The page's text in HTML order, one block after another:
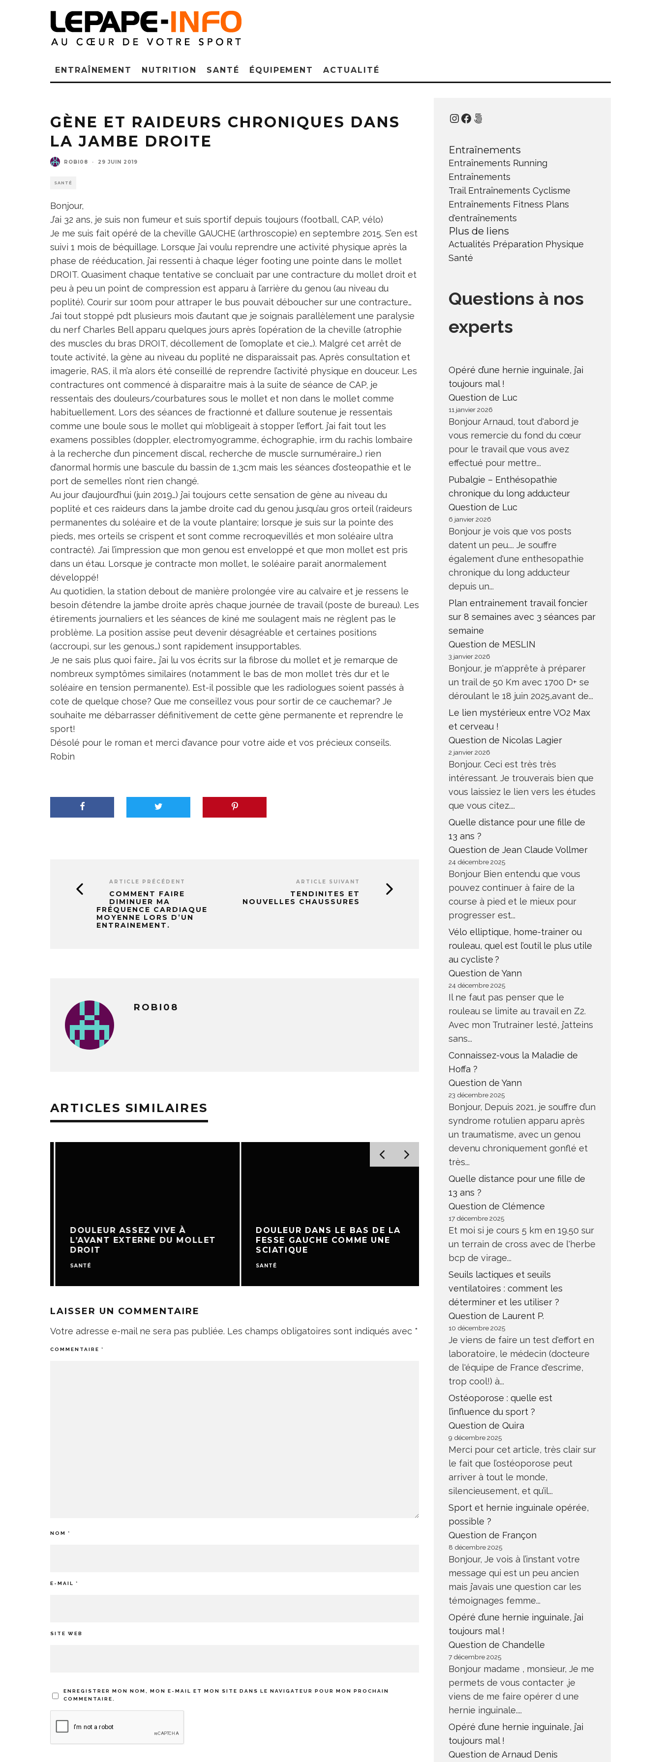
ENTRAÎNEMENT NUTRITION SANTÉ ÉQUIPEMENT ACTUALITÉ
GÈNE ET RAIDEURS CHRONIQUES DANS
LA JAMBE DROITE
ROBI08 · 29 JUIN 2019
SANTÉ
Bonjour,
J’ai 32 ans, je suis non fumeur et suis sportif depuis toujours (football, CAP, vélo)
Je me suis fait opéré de la cheville GAUCHE (arthroscopie) en septembre 2015. S’en est
suivi 1 mois de béquillage. Lorsque j’ai voulu reprendre une activité physique après la
phase de rééducation, j’ai ressenti à chaque léger footing une pointe dans le mollet
DROIT. Quasiment chaque tentative se concluait par une contracture du mollet droit et
peu à peu un point de compression est apparu à l’arrière du genou (au niveau du
poplité). Courir sur 100m pour attraper le bus pouvait déboucher sur une contracture…
J’ai tout stoppé pdt plusieurs mois d’autant que je soignais parallèlement une paralysie
du nerf Charles Bell apparu quelques jours après l’opération de la cheville (atrophie
des muscles du bras DROIT, décollement de l’omoplate et cie…). Malgré cet arrêt de
toute activité, la gène au niveau du poplité ne disparaissait pas. Après consultation et
imagerie, RAS, il m’a alors été conseillé de reprendre l’activité physique en douceur. Les
contractures ont commencé à disparaitre mais à la suite de séance de CAP, je
ressentais des douleurs/courbatures sous le mollet et non dans le mollet comme
habituellement. Lors des séances de fractionné et d’allure soutenue je ressentais
comme une boule sous le mollet qui m’obligeait à stopper l’effort. j’ai fait tout les
examens possibles (doppler, electromyogramme, échographie, irm du rachis lombaire
à la recherche d’un pincement discal, recherche de muscle surnuméraire…) rien
d’anormal hormis une bascule du bassin de 1,3cm mais les séances d’osteopathie et le
port de semelles n’ont rien changé.
Au jour d’aujourd’hui (juin 2019…) j’ai toujours cette sensation de gène au niveau du
poplité et ces raideurs dans la jambe droite cad du genou jusqu’au gros orteil (raideurs
permanentes du soléaire et de la voute plantaire; lorsque je suis sur la pointe des
pieds, mes orteils se crispent et sont comme recroquevillés et mon soléaire ultra
contracté). J’ai l’impression que mon genou est enveloppé et que mon mollet est pris
dans un étau. Lorsque je contracte mon mollet, le soléaire parait anormalement
développé!
Au quotidien, la station debout de manière prolongée vire au calvaire et je ressens le
besoin d’étendre la jambe droite après chaque journée de travail (poste de bureau). Les
étirements journaliers et les séances de kiné me soulagent mais ne règlent pas le
problème. La position assise peut devenir désagréable et certaines positions
(accroupi, sur les genous…) sont rapidement insupportables.
Je ne sais plus quoi faire… j’ai lu vos écrits sur la fibrose du mollet et je remarque de
nombreux symptômes similaires (notamment le bas de mon mollet très dur et le
soléaire en tension permanente). Est-il possible que les radiologues soient passés à
cote de quelque chose? Que me conseillez vous pour sortir de ce cauchemar? Je
souhaite me débarrasser définitivement de cette gène permanente et reprendre le
sport!
Désolé pour le roman et merci d’avance pour votre aide et vos précieux conseils.
Robin
ARTICLE PRÉCÉDENT
COMMENT FAIRE
DIMINUER MA
FRÉQUENCE CARDIAQUE
MOYENNE LORS D’UN
ENTRAINEMENT.
ARTICLE SUIVANT
TENDINITES ET
NOUVELLES CHAUSSURES
ROBI08
ARTICLES SIMILAIRES
DOULEUR ASSEZ VIVE À
L’AVANT EXTERNE DU MOLLET
DROIT
SANTÉ
DOULEUR DANS LE BAS DE LA
FESSE GAUCHE COMME UNE
SCIATIQUE
SANTÉ
REPRISE ENTRAINEMENT APRÈS
CHIRURGIE INGUINALE
LAISSER UN COMMENTAIRE
Votre adresse e-mail ne sera pas publiée. Les champs obligatoires sont indiqués avec *
COMMENTAIRE *
NOM *
E-MAIL *
SITE WEB
ENREGISTRER MON NOM, MON E-MAIL ET MON SITE DANS LE NAVIGATEUR POUR MON PROCHAIN
COMMENTAIRE.
Instagram
Facebook
500px
Entraînements
Entraînements Running
Entraînements
Trail Entraînements Cyclisme
Entraînements Fitness Plans
d'entraînements
Plus de liens
Actualités Préparation Physique
Santé
Questions à nos
experts
Opéré d’une hernie inguinale, j’ai
toujours mal !
Question de Luc
11 janvier 2026
Bonjour Arnaud, tout d'abord je
vous remercie du fond du cœur
pour le travail que vous avez
effectué pour mettre...
Pubalgie – Enthésopathie
chronique du long adducteur
Question de Luc
6 janvier 2026
Bonjour je vois que vos posts
datent un peu.... Je souffre
également d'une enthesopathie
chronique du long adducteur
depuis un...
Plan entrainement travail foncier
sur 8 semaines avec 3 séances par
semaine
Question de MESLIN
3 janvier 2026
Bonjour, je m'apprête à préparer
un trail de 50 Km avec 1700 D+ se
déroulant le 18 juin 2025,avant de...
Le lien mystérieux entre VO2 Max
et cerveau !
Question de Nicolas Lagier
2 janvier 2026
Bonjour. Ceci est très très
intéressant. Je trouverais bien que
vous laissiez le lien vers les études
que vous citez....
Quelle distance pour une fille de
13 ans ?
Question de Jean Claude Vollmer
24 décembre 2025
Bonjour Bien entendu que vous
pouvez continuer à faire de la
course à pied et le mieux pour
progresser est...
Vélo elliptique, home-trainer ou
rouleau, quel est l’outil le plus utile
au cycliste ?
Question de Yann
24 décembre 2025
Il ne faut pas penser que le
rouleau se limite au travail en Z2.
Avec mon Trutrainer lesté, j’atteins
sans...
Connaissez-vous la Maladie de
Hoffa ?
Question de Yann
23 décembre 2025
Bonjour, Depuis 2021, je souffre d’un
syndrome rotulien apparu après
un traumatisme, avec un genou
devenu chroniquement gonflé et
très...
Quelle distance pour une fille de
13 ans ?
Question de Clémence
17 décembre 2025
Et moi si je cours 5 km en 19.50 sur
un terrain de cross avec de l'herbe
bcp de virage...
Seuils lactiques et seuils
ventilatoires : comment les
déterminer et les utiliser ?
Question de Laurent P.
10 décembre 2025
Je viens de faire un test d'effort en
laboratoire, le médecin (docteure
de l'équipe de France d'escrime,
trop cool!) à...
Ostéoporose : quelle est
l’influence du sport ?
Question de Quira
9 décembre 2025
Merci pour cet article, très clair sur
le fait que l’ostéoporose peut
arriver à tout le monde,
silencieusement, et qu’il...
Sport et hernie inguinale opérée,
possible ?
Question de Françon
8 décembre 2025
Bonjour, Je vois à l’instant votre
message qui est un peu ancien
mais j’avais une question car les
témoignages femme...
Opéré d’une hernie inguinale, j’ai
toujours mal !
Question de Chandelle
7 décembre 2025
Bonjour madame , monsieur, Je me
permets de vous contacter ,je
viens de me faire opérer d une
hernie inguinale....
Opéré d’une hernie inguinale, j’ai
toujours mal !
Question de Arnaud Denis